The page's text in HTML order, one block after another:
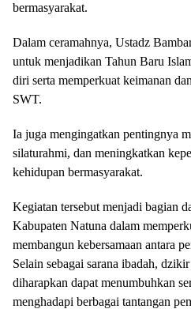
bermasyarakat.
Dalam ceramahnya, Ustadz
untuk menjadikan Tahun Baru
diri serta memperkuat keimanan
SWT.
Ia juga mengingatkan pentingnya
silaturahmi, dan meningkatkan
kehidupan bermasyarakat.
Kegiatan tersebut menjadi bagian
Kabupaten Natuna dalam
membangun kebersamaan antara
Selain sebagai sarana ibadah,
diharapkan dapat menumbuhkan
menghadapi berbagai tantangan